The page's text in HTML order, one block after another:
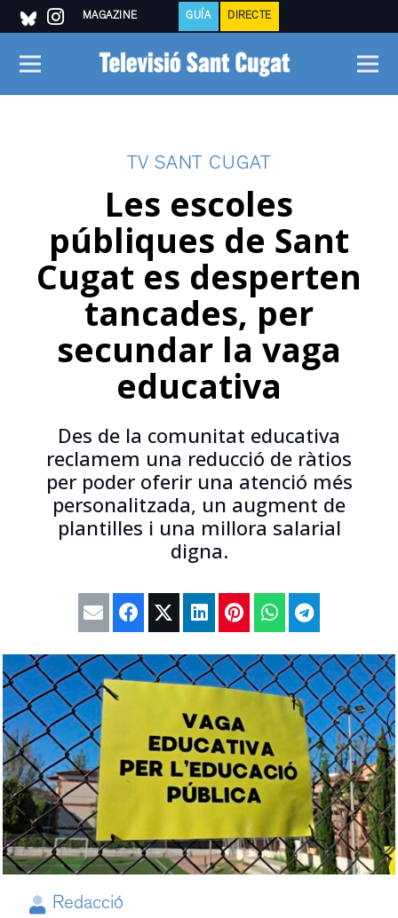
MAGAZINE GUÍA DIRECTE
TV SANT CUGAT
Les escoles
públiques de Sant
Cugat es desperten
tancades, per
secundar la vaga
educativa
Des de la comunitat educativa
reclamem una reducció de ràtios
per poder oferir una atenció més
personalitzada, un augment de
plantilles i una millora salarial
digna.
Redacció